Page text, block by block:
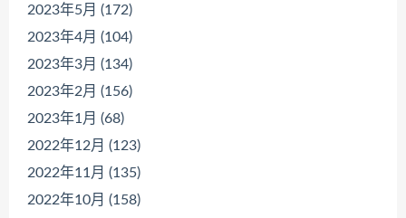
2023年5月 (172)
2023年4月 (104)
2023年3月 (134)
2023年2月 (156)
2023年1月 (68)
2022年12月 (123)
2022年11月 (135)
2022年10月 (158)